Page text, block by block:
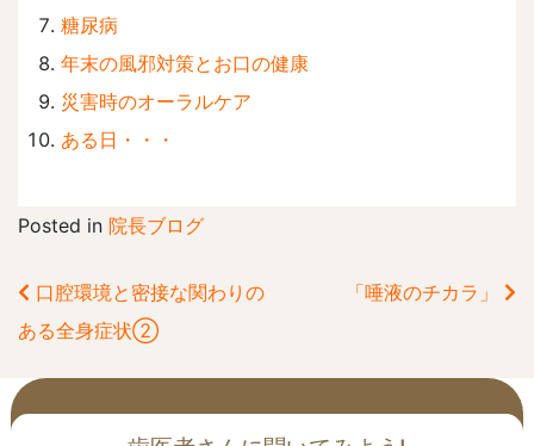
糖尿病
年末の風邪対策とお口の健康
災害時のオーラルケア
ある日・・・
Posted in 院長ブログ
前
の
記
口腔環境と密接な関わりの
ある全身症状②
「唾液のチカラ」